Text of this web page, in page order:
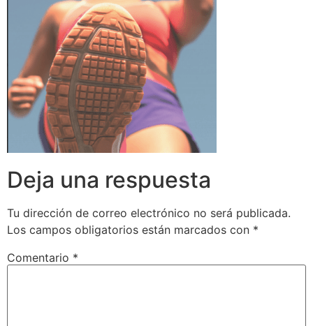
Deja una respuesta
Tu dirección de correo electrónico no será publicada.
Los campos obligatorios están marcados con *
Comentario *